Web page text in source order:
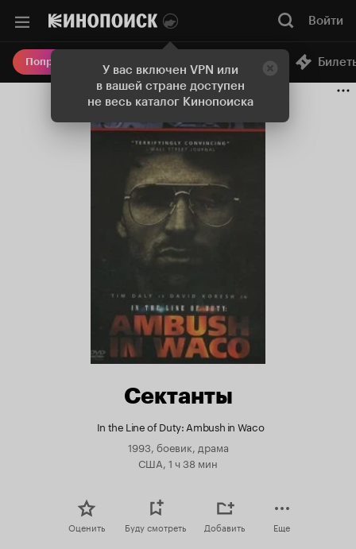
У вас включен VPN или
в вашей стране доступен
не весь каталог Кинопоиска
Войти
Попробовать Плюс Онлайн-кинотеатр
Сектанты
In the Line of Duty: Ambush in Waco
1993, боевик, драма
США, 1 ч 38 мин
Оценить Буду смотреть Добавить Еще